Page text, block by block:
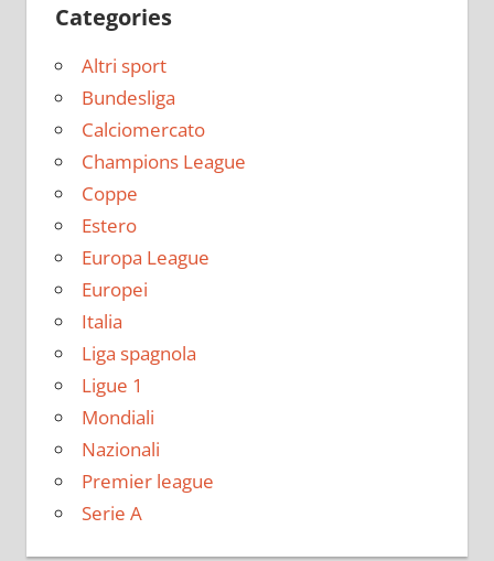
Categories
Altri sport
Bundesliga
Calciomercato
Champions League
Coppe
Estero
Europa League
Europei
Italia
Liga spagnola
Ligue 1
Mondiali
Nazionali
Premier league
Serie A